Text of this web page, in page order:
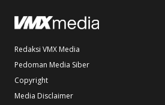
Redaksi VMX Media
Pedoman Media Siber
Copyright
Media Disclaimer